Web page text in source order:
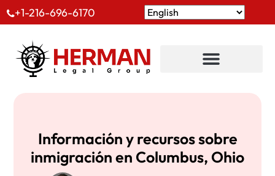
+1-216-696-6170
Información y recursos sobre
inmigración en Columbus, Ohio